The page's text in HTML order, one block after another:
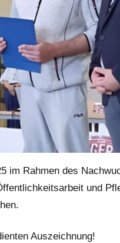
im Rahmen des
und
Auszeichnung!